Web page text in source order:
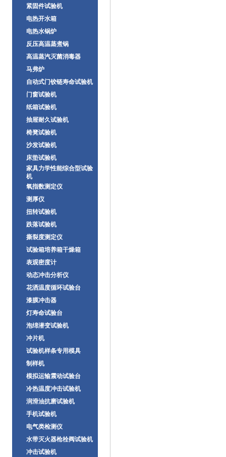
紧固件试验机
电热开水箱
电热水锅炉
反压高温蒸煮锅
高温蒸汽灭菌消毒器
马弗炉
自动式门铰链寿命试验机
门窗试验机
纸箱试验机
抽屉耐久试验机
椅凳试验机
沙发试验机
床垫试验机
家具力学性能综合型试验
机
氧指数测定仪
测厚仪
扭转试验机
跌落试验机
撕裂度测定仪
试验箱培养箱干燥箱
表观密度计
动态冲击分析仪
花洒温度循环试验台
漆膜冲击器
灯寿命试验台
泡绵潜变试验机
冲片机
试验机样条专用模具
制样机
模拟运输震动试验台
冷热温度冲击试验机
润滑油抗磨试验机
手机试验机
电气类检测仪
水带灭火器枪栓阀试验机
冲击试验机